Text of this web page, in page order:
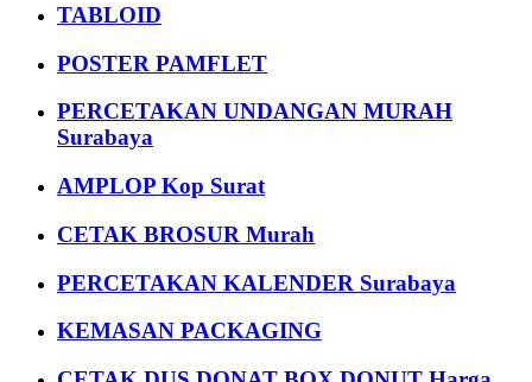
TABLOID
POSTER PAMFLET
PERCETAKAN UNDANGAN MURAH
Surabaya
AMPLOP Kop Surat
CETAK BROSUR Murah
PERCETAKAN KALENDER Surabaya
KEMASAN PACKAGING